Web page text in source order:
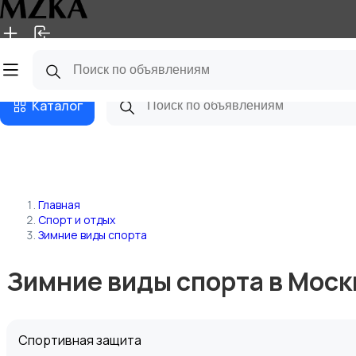
Главная Магазины
Каталог
Главная
Спорт и отдых
Зимние виды спорта
Зимние виды спорта в
Спортивная защита